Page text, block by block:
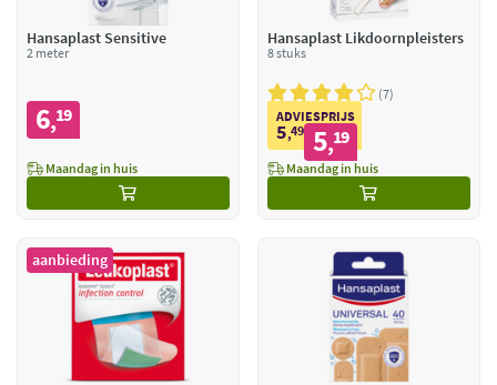
Hansaplast Sensitive
2 meter
6,19
Maandag in huis
Hansaplast Likdoornpleisters
8 stuks
7
ADVIESPRIJS
5,49 5,19
Maandag in huis
aanbieding